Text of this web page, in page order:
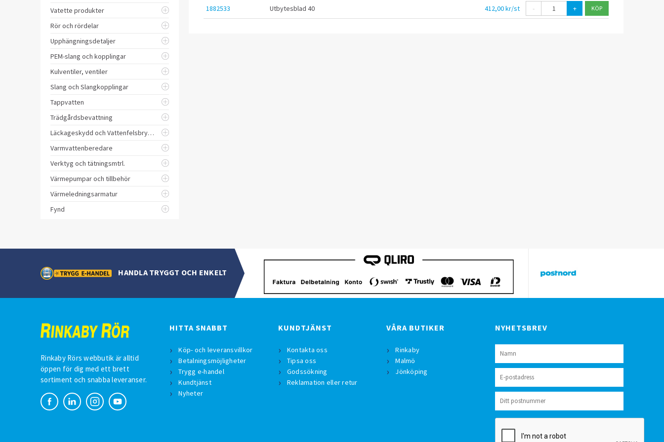
Vatette produkter
Rör och rördelar
Upphängningsdetaljer
PEM-slang och kopplingar
Kulventiler, ventiler
Slang och Slangkopplingar
Tappvatten
Trädgårdsbevattning
Läckageskydd och Vattenfelsbrytare
Varmvattenberedare
Verktyg och tätningsmtrl.
Värmepumpar och tillbehör
Värmeledningsarmatur
Fynd
1882533 Utbytesblad 40 412,00 kr/st - +
HANDLA TRYGGT OCH ENKELT
Rinkaby Rörs webbutik är alltid
öppen för dig med ett brett
sortiment och snabba leveranser.
HITTA SNABBT
Köp- och leveransvillkor
Betalningsmöjligheter
Trygg e-handel
Kundtjänst
Nyheter
KUNDTJÄNST
Kontakta oss
Tipsa oss
Godssökning
Reklamation eller retur
VÅRA BUTIKER
Rinkaby
Malmö
Jönköping
NYHETSBREV